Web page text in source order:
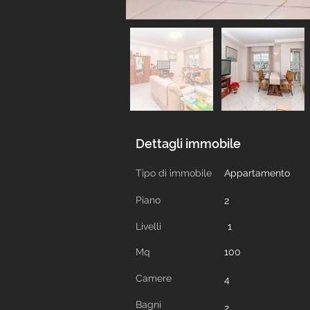
Dettagli immobile
Tipo di immobile Appartamento
Piano 2
Livelli 1
Mq 100
Camere 4
Bagni